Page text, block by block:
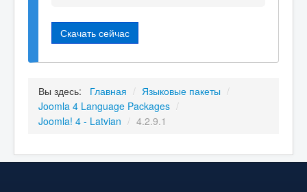
Скачать сейчас
Вы здесь: Главная / Языковые пакеты /
Joomla 4 Language Packages /
Joomla! 4 - Latvian / 4.2.9.1